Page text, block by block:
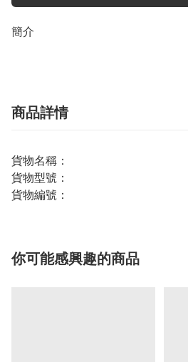
簡介
商品詳情
貨物名稱：
貨物型號：
貨物編號：
你可能感興趣的商品